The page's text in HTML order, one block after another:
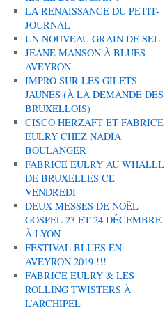
LA RENAISSANCE DU PETIT-
JOURNAL
UN NOUVEAU GRAIN DE SEL
JEANE MANSON À BLUES
AVEYRON
IMPRO SUR LES GILETS
JAUNES (À LA DEMANDE DES
BRUXELLOIS)
CISCO HERZAFT ET FABRICE
EULRY CHEZ NADIA
BOULANGER
FABRICE EULRY AU WHALLL
DE BRUXELLES CE
VENDREDI
DEUX MESSES DE NOËL
GOSPEL 23 ET 24 DÉCEMBRE
À LYON
FESTIVAL BLUES EN
AVEYRON 2019 !!!
FABRICE EULRY & LES
ROLLING TWISTERS À
L’ARCHIPEL